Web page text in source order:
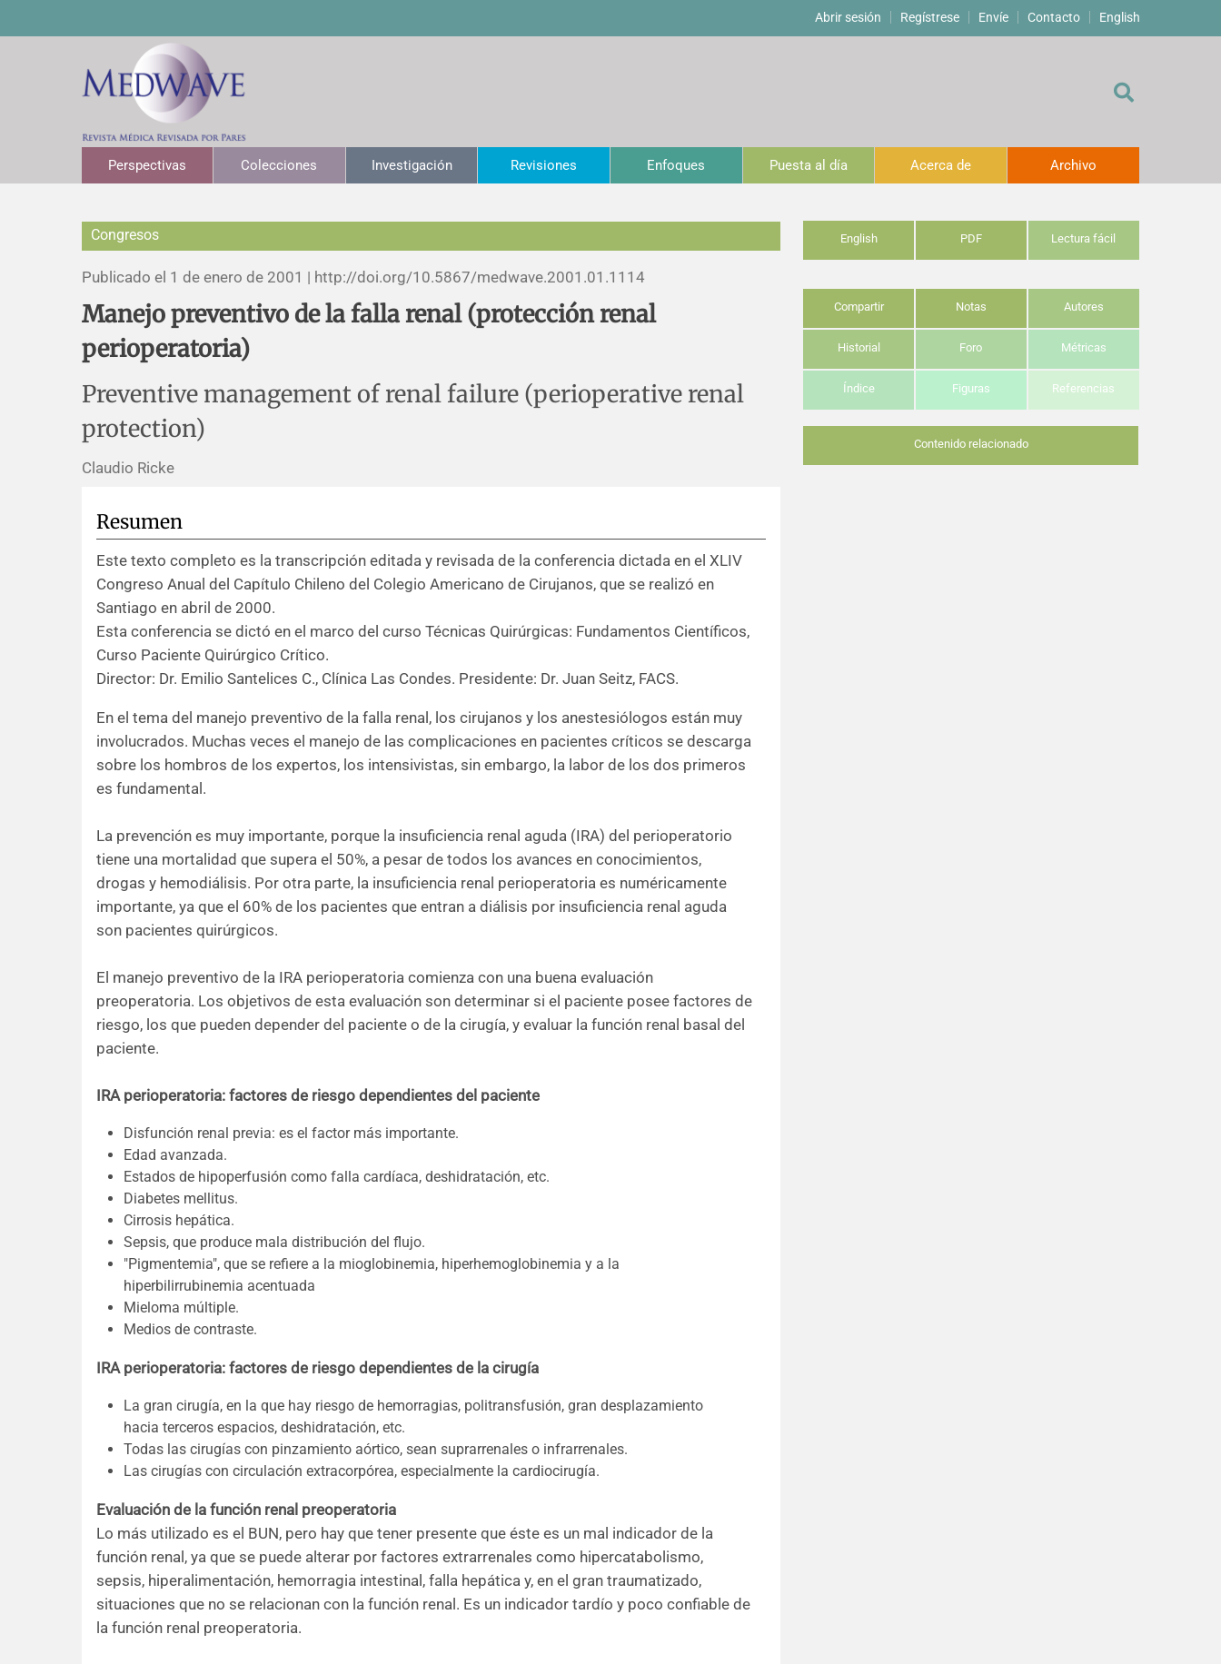
Abrir sesión Regístrese Envíe Contacto English
Perspectivas Colecciones Investigación Revisiones Enfoques Puesta al día Acerca de Archivo
Congresos
Publicado el 1 de enero de 2001 | http://doi.org/10.5867/medwave.2001.01.1114
Manejo preventivo de la falla renal (protección renal
perioperatoria)
Preventive management of renal failure (perioperative renal
protection)
Claudio Ricke
Resumen
Este texto completo es la transcripción editada y revisada de la conferencia dictada en el XLIV
Congreso Anual del Capítulo Chileno del Colegio Americano de Cirujanos, que se realizó en
Santiago en abril de 2000.
Esta conferencia se dictó en el marco del curso Técnicas Quirúrgicas: Fundamentos Científicos,
Curso Paciente Quirúrgico Crítico.
Director: Dr. Emilio Santelices C., Clínica Las Condes. Presidente: Dr. Juan Seitz, FACS.
En el tema del manejo preventivo de la falla renal, los cirujanos y los anestesiólogos están muy
involucrados. Muchas veces el manejo de las complicaciones en pacientes críticos se descarga
sobre los hombros de los expertos, los intensivistas, sin embargo, la labor de los dos primeros
es fundamental.
La prevención es muy importante, porque la insuficiencia renal aguda (IRA) del perioperatorio
tiene una mortalidad que supera el 50%, a pesar de todos los avances en conocimientos,
drogas y hemodiálisis. Por otra parte, la insuficiencia renal perioperatoria es numéricamente
importante, ya que el 60% de los pacientes que entran a diálisis por insuficiencia renal aguda
son pacientes quirúrgicos.
El manejo preventivo de la IRA perioperatoria comienza con una buena evaluación
preoperatoria. Los objetivos de esta evaluación son determinar si el paciente posee factores de
riesgo, los que pueden depender del paciente o de la cirugía, y evaluar la función renal basal del
paciente.
IRA perioperatoria: factores de riesgo dependientes del paciente
Disfunción renal previa: es el factor más importante.
Edad avanzada.
Estados de hipoperfusión como falla cardíaca, deshidratación, etc.
Diabetes mellitus.
Cirrosis hepática.
Sepsis, que produce mala distribución del flujo.
"Pigmentemia", que se refiere a la mioglobinemia, hiperhemoglobinemia y a la
hiperbilirrubinemia acentuada
Mieloma múltiple.
Medios de contraste.
IRA perioperatoria: factores de riesgo dependientes de la cirugía
La gran cirugía, en la que hay riesgo de hemorragias, politransfusión, gran desplazamiento
hacia terceros espacios, deshidratación, etc.
Todas las cirugías con pinzamiento aórtico, sean suprarrenales o infrarrenales.
Las cirugías con circulación extracorpórea, especialmente la cardiocirugía.
Evaluación de la función renal preoperatoria
Lo más utilizado es el BUN, pero hay que tener presente que éste es un mal indicador de la
función renal, ya que se puede alterar por factores extrarrenales como hipercatabolismo,
sepsis, hiperalimentación, hemorragia intestinal, falla hepática y, en el gran traumatizado,
situaciones que no se relacionan con la función renal. Es un indicador tardío y poco confiable de
la función renal preoperatoria.
English PDF Lectura fácil
Compartir Notas Autores
Historial Foro Métricas
Índice Figuras Referencias
Contenido relacionado